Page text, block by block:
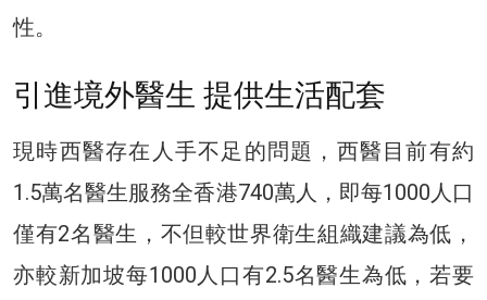
性。
引進境外醫生 提供生活配套
現時西醫存在人手不足的問題，西醫目前有約
1.5萬名醫生服務全香港740萬人，即每1000人口
僅有2名醫生，不但較世界衛生組織建議為低，
亦較新加坡每1000人口有2.5名醫生為低，若要